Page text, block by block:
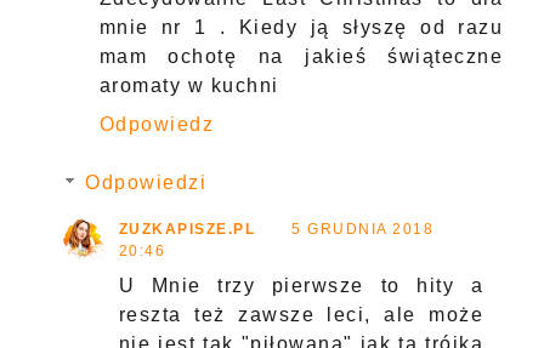
mnie nr 1 . Kiedy ją słyszę od razu
mam ochotę na jakieś świąteczne
aromaty w kuchni
Odpowiedz
Odpowiedzi
ZUZKAPISZE.PL
5 GRUDNIA 2018
20:46
U Mnie trzy pierwsze to hity a
reszta też zawsze leci, ale może